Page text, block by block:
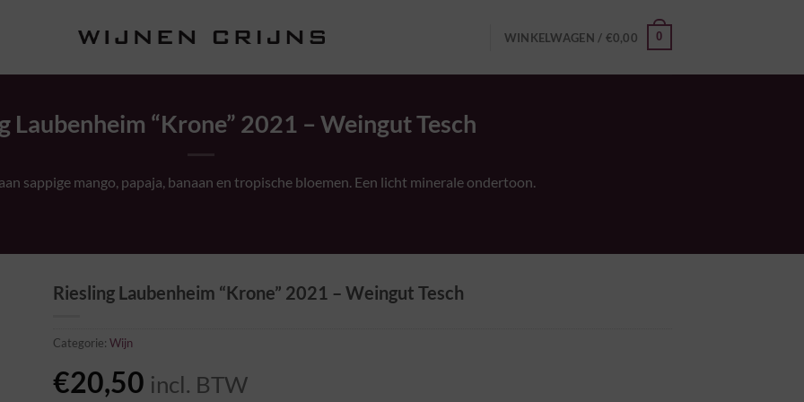
WINKELWAGEN / €0,00 0
Laubenheim “Krone” 2021 – Weingut Tesch
sappige mango, papaja, banaan en tropische bloemen. Een licht minerale ondertoon.
Riesling Laubenheim “Krone” 2021 – Weingut Tesch
Categorie: Wijn
€20,50 incl. BTW